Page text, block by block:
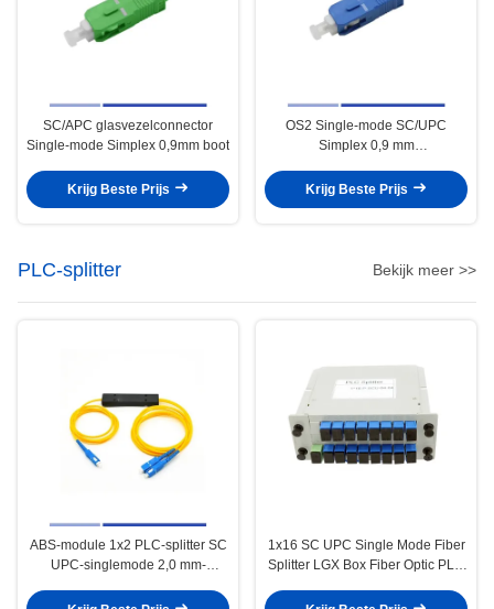
SC/APC glasvezelconnector
Single-mode Simplex 0,9mm boot
Krijg Beste Prijs
OS2 Single-mode SC/UPC
Simplex 0,9 mm
Krijg Beste Prijs
PLC-splitter Bekijk meer >>
ABS-module 1x2 PLC-splitter SC
UPC-singlemode 2,0 mm-
1x16 SC UPC Single Mode Fiber
Splitter LGX Box Fiber Optic PLC